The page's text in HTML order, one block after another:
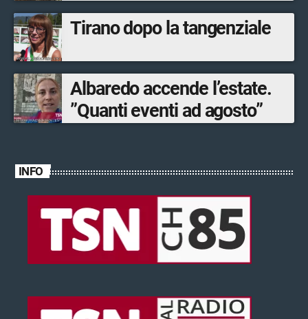
Tirano dopo la tangenziale
Albaredo accende l’estate.
”Quanti eventi ad agosto”
INFO